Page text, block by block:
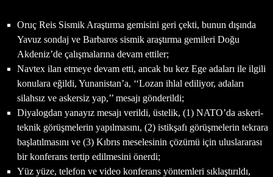
Oruç Reis Sismik Araştırma gemisini geri çekti, bunun dışında
Yavuz sondaj ve Barbaros sismik araştırma gemileri Doğu
Akdeniz’de çalışmalarına devam ettiler;
Navtex ilan etmeye devam etti, ancak bu kez Ege adaları ile ilgili
konulara eğildi, Yunanistan’a, ‘‘Lozan ihlal ediliyor, adaları
silahsız ve askersiz yap,’’ mesajı gönderildi;
Diyalogdan yanayız mesajı verildi, üstelik, (1) NATO’da askeri-
teknik görüşmelerin yapılmasını, (2) istikşafı görüşmelerin tekrara
başlatılmasını ve (3) Kıbrıs meselesinin çözümü için uluslararası
bir konferans tertip edilmesini önerdi;
Yüz yüze, telefon ve video konferans yöntemleri sıklaştırıldı,